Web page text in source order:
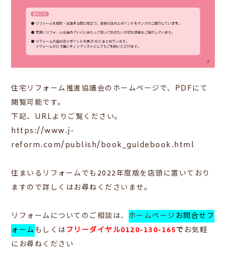
住宅リフォーム推進協議会のホームページで、PDFにて
閲覧可能です。
下記、URLよりご覧ください。
https://www.j-
reform.com/publish/book_guidebook.html
住まいるリフォームでも2022年度版を店頭に置いており
ますので詳しくはお尋ねくださいませ。
リフォームについてのご相談は、 ホームページ お問合せフ
ォームもしくはフリーダイヤル0120-130-165でお気軽
にお尋ねください